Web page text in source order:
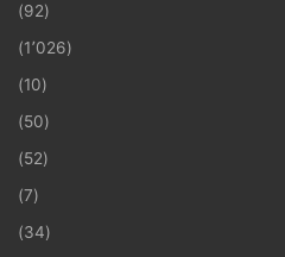
(92)
(1٬026)
(10)
(50)
(52)
(7)
(34)